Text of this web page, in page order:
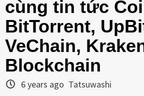
cùng tin tức
BitTorrent,
VeChain,
Blockchain
6 years ago Tatsuwashi